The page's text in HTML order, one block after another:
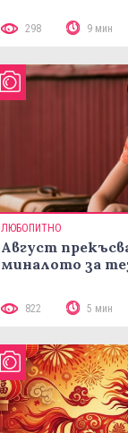
298 9 мин
ЛЮБОПИТНО
Август
миналото за
822 5 мин